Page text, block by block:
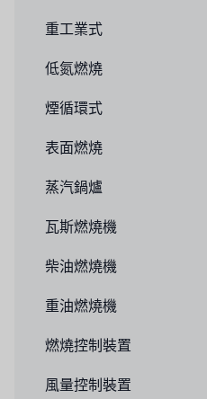
重工業式
低氮燃燒
煙循環式
表面燃燒
蒸汽鍋爐
瓦斯燃燒機
柴油燃燒機
重油燃燒機
燃燒控制裝置
風量控制裝置